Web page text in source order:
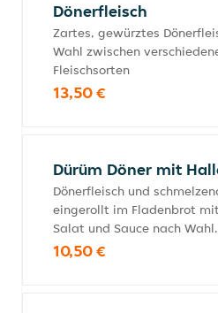
Dönerfleisch
Zartes, gewürztes
Wahl zwischen
Fleischsorten
13,50 €
Dürüm Döner mit
Dönerfleisch und
eingerollt im Fladenbrot
Salat und Sauce nach Wahl.
10,50 €